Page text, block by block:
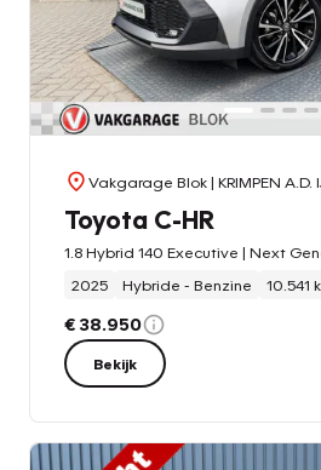
Vakgarage Blok| KRIMPEN A.D.
Toyota C-HR
2025
Hybride - Benzine 10.541
€ 38.950
Bekijk